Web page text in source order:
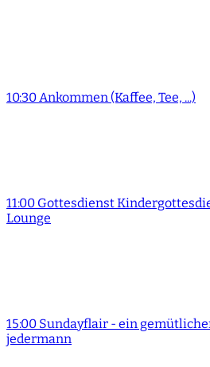
10:30 Ankommen (Kaffee, Tee, ...)
11:00 Gottesdienst
Lounge
15:00 Sundayflair - ein
jedermann